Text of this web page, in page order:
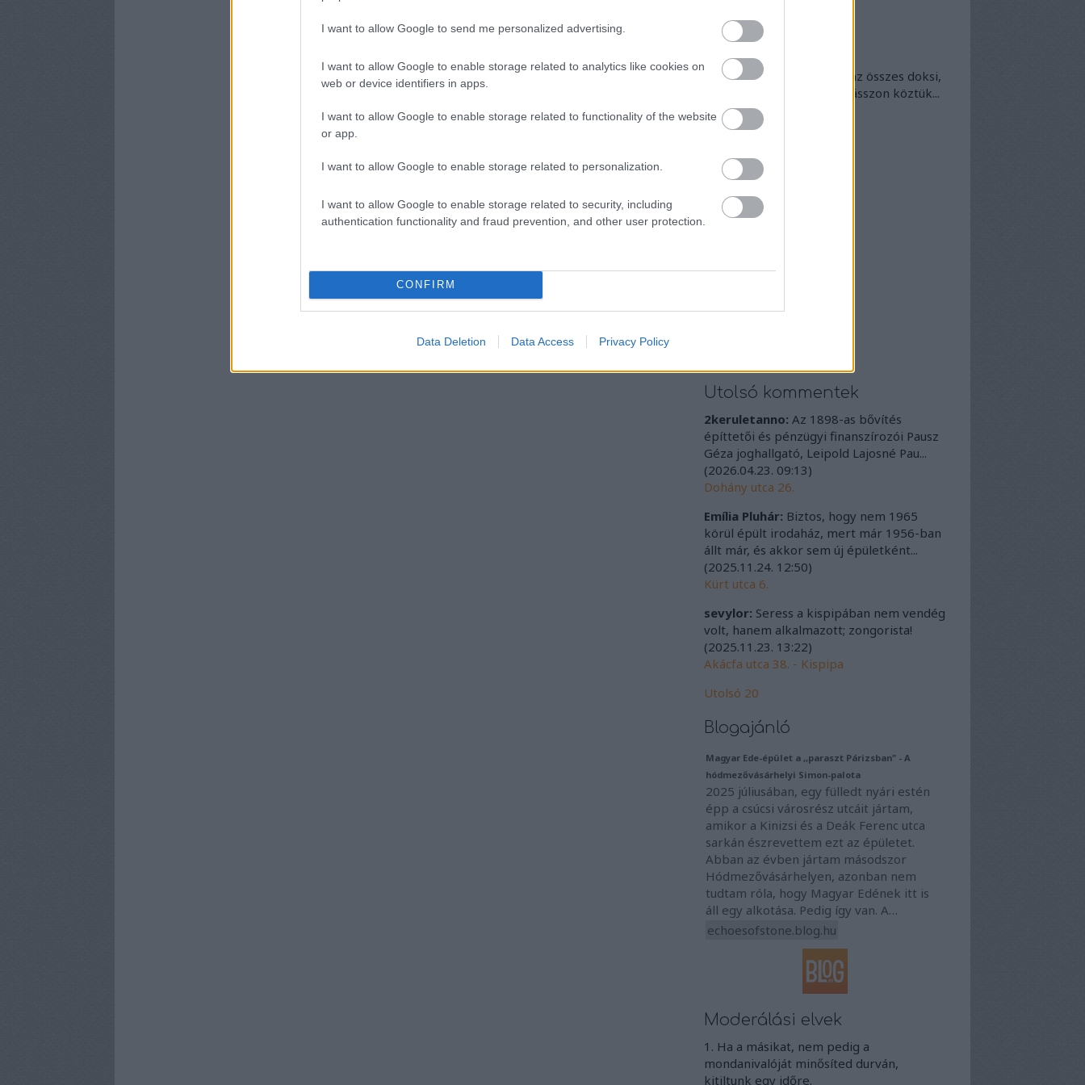
I want to allow Google to send me personalized advertising.
I want to allow Google to enable storage related to analytics like cookies on
web or device identifiers in apps.
I want to allow Google to enable storage related to functionality of the website
or app.
I want to allow Google to enable storage related to personalization.
I want to allow Google to enable storage related to security, including
authentication functionality and fraud prevention, and other user protection.
CONFIRM
Data Deletion Data Access Privacy Policy
Dokumentumtár
Dokumentumok
Itt egyben található meg az összes doksi,
akinek van kedve - bogarásszon köztük...
Archívum
2025 szeptember
2025 április
2025 február
2025 január
2024 október
2024 augusztus
Utolsó kommentek
2keruletanno: Az 1898-as bővítés
építtetői és pénzügyi finanszírozói Pausz
Géza joghallgató, Leipold Lajosné Pau...
(2026.04.23. 09:13)
Dohány utca 26.
Emília Pluhár: Biztos, hogy nem 1965
körül épült irodaház, mert már 1956-ban
állt már, és akkor sem új épületként...
(2025.11.24. 12:50)
Kürt utca 6.
sevylor: Seress a kispipában nem vendég
volt, hanem alkalmazott; zongorista!
(2025.11.23. 13:22)
Akácfa utca 38. - Kispipa
Utolsó 20
Blogajánló
Magyar Ede-épület a ,,paraszt Párizsban" - A
hódmezővásárhelyi Simon-palota
2025 júliusában, egy fülledt nyári estén
épp a csúcsi városrész utcáit jártam,
amikor a Kinizsi és a Deák Ferenc utca
sarkán észrevettem ezt az épületet.
Abban az évben jártam másodszor
Hódmezővásárhelyen, azonban nem
tudtam róla, hogy Magyar Edének itt is
áll egy alkotása. Pedig így van. A…
echoesofstone.blog.hu
Moderálási elvek
1. Ha a másikat, nem pedig a
mondanivalóját minősíted durván,
kitiltunk egy időre.